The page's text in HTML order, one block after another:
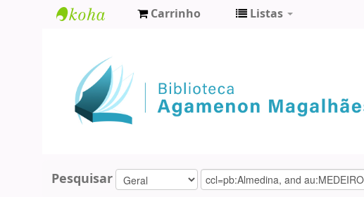
Agamenon
Magalhães
Carrinho Listas
Pesquisar